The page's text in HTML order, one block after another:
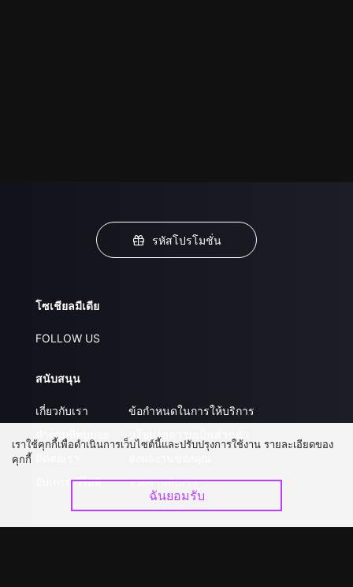
รหัสโปรโมชั่น
โซเชียลมีเดีย
FOLLOW US
สนับสนุน
เกี่ยวกับเรา
คำถามที่พบบ่อย
อัปเกรด วีไอพี
ข้อกำหนดในการให้บริการ
นโยบายความเป็นส่วนตัว
ร่วมงานกับเรา
เราใช้คุกกี้เพื่อดำเนินการเว็บไซต์นี้และปรับปรุงการใช้งาน รายละเอียดของ
คุกกี้
ฉันยอมรับ